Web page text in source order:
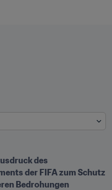
des
der FIFA zum Schutz
Bedrohungen